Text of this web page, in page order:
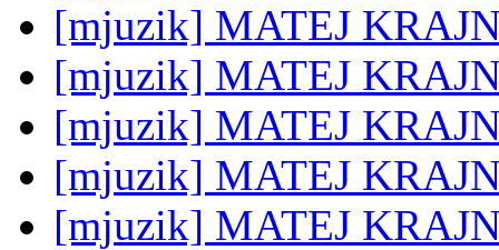
[mjuzik] MATEJ
[mjuzik] MATEJ
[mjuzik] MATEJ
[mjuzik] MATEJ
[mjuzik] MATEJ